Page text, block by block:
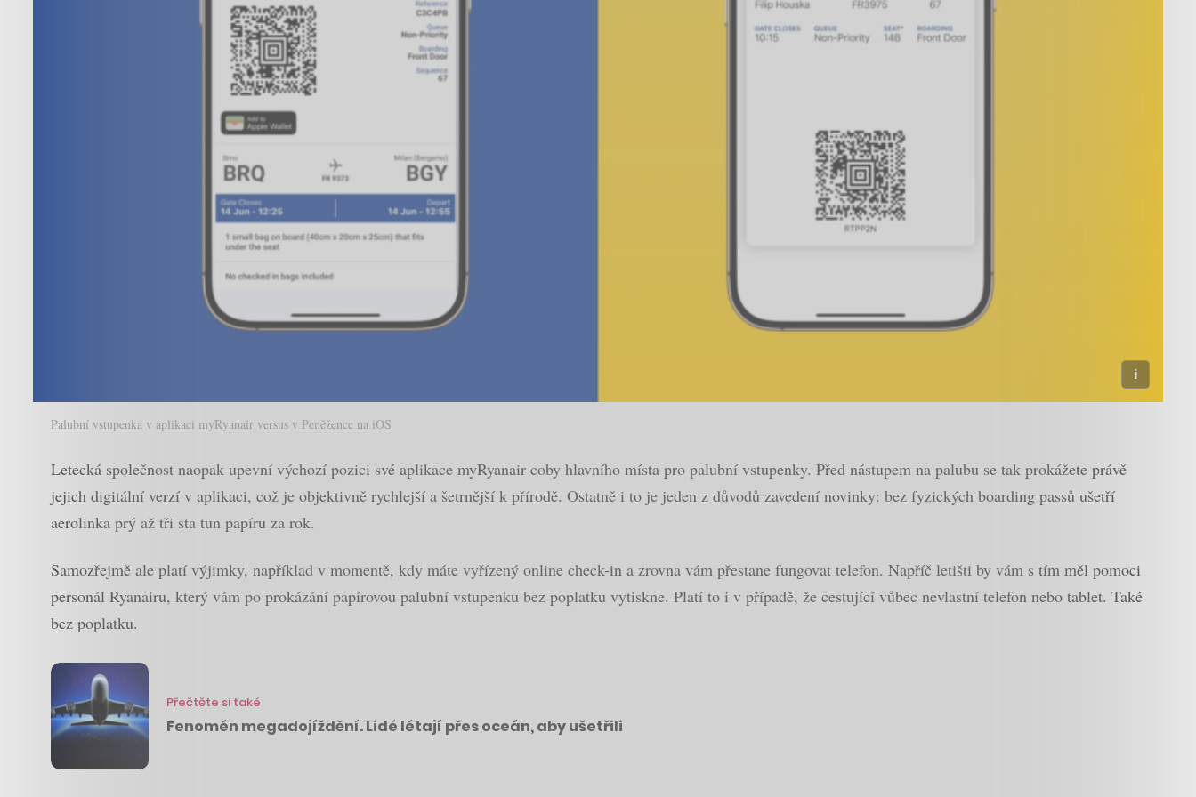
Palubní vstupenka v aplikaci myRyanair versus v Peněžence na iOS
Letecká společnost naopak upevní výchozí pozici své aplikace myRyanair coby hlavního místa pro palubní vstupenky. Před nástupem na palubu se tak prokážete právě
jejich digitální verzí v aplikaci, což je objektivně rychlejší a šetrnější k přírodě. Ostatně i to je jeden z důvodů zavedení novinky: bez fyzických boarding passů ušetří
aerolinka prý až tři sta tun papíru za rok.
Samozřejmě ale platí výjimky, například v momentě, kdy máte vyřízený online check-in a zrovna vám přestane fungovat telefon. Napříč letišti by vám s tím měl pomoci
personál Ryanairu, který vám po prokázání papírovou palubní vstupenku bez poplatku vytiskne. Platí to i v případě, že cestující vůbec nevlastní telefon nebo tablet. Také
bez poplatku.
Přečtěte si také
Fenomén megadojíždění. Lidé létají přes oceán, aby ušetřili